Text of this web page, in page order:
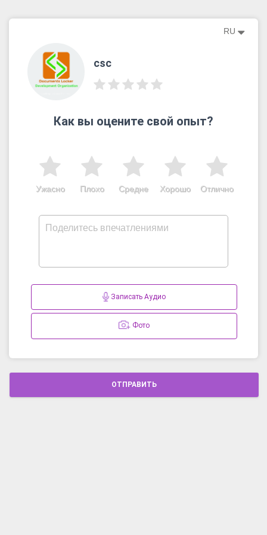
RU
csc
Как вы оцените свой опыт?
Отлично
Хорошо
Средне
Плохо
Ужасно
Записать Аудио
Фото
ОТПРАВИТЬ